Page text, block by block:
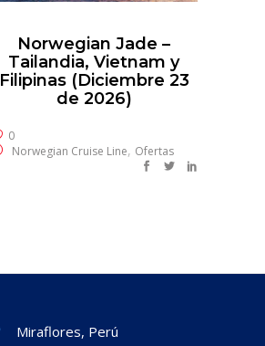
Norwegian Jade –
Tailandia, Vietnam y
Filipinas (Diciembre 23
de 2026)
0
Norwegian Cruise Line, Ofertas
Miraflores, Perú